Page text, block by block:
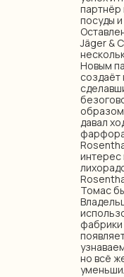
партнёр
посуды
Jäger &
Новым
создаёт
давал
интерес
Томас
фабрики
но всё